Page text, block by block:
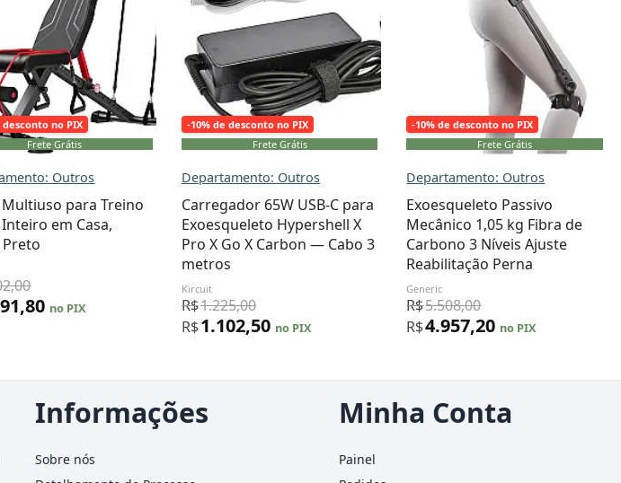
desconto no PIX
Frete Grátis
Outros
para Treino
em Casa,
Preto
no PIX
-10% de desconto no PIX
Frete Grátis
Departamento: Outros
Carregador 65W USB-C para
Exoesqueleto Hypershell X
Pro X Go X Carbon — Cabo 3
metros
Kircuit
R$1.225,00
R$1.102,50 no PIX
-10% de desconto no PIX
Frete Grátis
Departamento: Outros
Exoesqueleto Passivo
Mecânico 1,05 kg Fibra de
Carbono 3 Níveis Ajuste
Reabilitação Perna
Generic
R$5.508,00
R$4.957,20 no PIX
Informações
Sobre nós
Minha Conta
Painel